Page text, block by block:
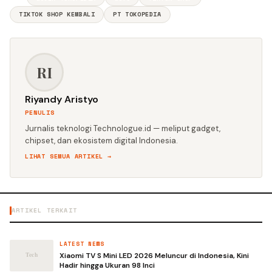
TIKTOK SHOP KEMBALI
PT TOKOPEDIA
RI
Riyandy Aristyo
PENULIS
Jurnalis teknologi Technologue.id — meliput gadget,
chipset, dan ekosistem digital Indonesia.
LIHAT SEMUA ARTIKEL →
ARTIKEL TERKAIT
LATEST NEWS
Xiaomi TV S Mini LED 2026 Meluncur di Indonesia, Kini
Hadir hingga Ukuran 98 Inci